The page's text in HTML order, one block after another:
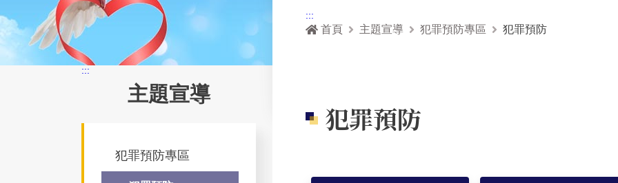
:::
主題宣導
犯罪預防專區
:::
首頁 主題宣導 犯罪預防專區 犯罪預防
犯罪預防